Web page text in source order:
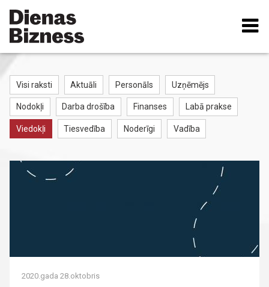
Pārlekt
uz
galveno
saturu
RAKSTU
KATEGORIJAS
Visi raksti Aktuāli Personāls Uzņēmējs
Nodokļi Darba drošība Finanses Labā prakse
Viedokļi Tiesvedība Noderīgi Vadība
2020.gada 28.oktobris